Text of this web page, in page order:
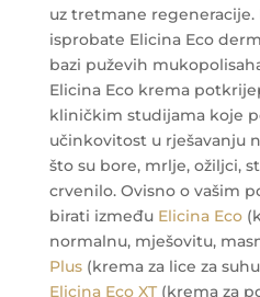
uz tretmane regeneracije.
isprobate Elicina Eco
bazi puževih
Elicina Eco krema
kliničkim studijama koje
učinkovitost u rješavanju
što su bore, mrlje, ožiljci,
crvenilo. Ovisno o vašim
birati između Elicina Eco
normalnu, mješovitu,
Plus(krema za lice za
Elicina Eco XT(krema za